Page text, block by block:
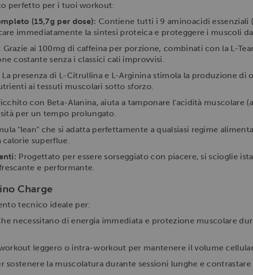
perfetto per i tuoi workout:
(15,7g per dose): Contiene tutti i 9 aminoacidi essenziali
immediatamente la sintesi proteica e proteggere i muscoli
Grazie ai 100mg di caffeina per porzione, combinati con la L-
costante senza i classici cali improvvisi.
La presenza di L-Citrullina e L-Arginina stimola la produzione di
ai tessuti muscolari sotto sforzo.
con Beta-Alanina, aiuta a tamponare l'acidità muscolare
per un tempo prolungato.
"lean" che si adatta perfettamente a qualsiasi regime
superflue.
Progettato per essere sorseggiato con piacere, si scioglie
e performante.
Charge
tecnico ideale per:
necessitano di energia immediata e protezione muscolare
leggero o intra-workout per mantenere il volume
sostenere la muscolatura durante sessioni lunghe e